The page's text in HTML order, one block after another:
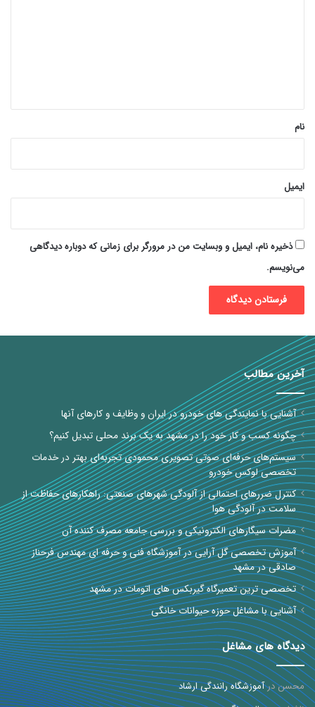
نام
ایمیل
ذخیره نام، ایمیل و وبسایت من در مرورگر برای زمانی که دوباره دیدگاهی
می‌نویسم.
آخرین مطالب
آشنایی با نمایندگی های خودرو در ایران و وظایف و کارهای آنها
چگونه کسب و کار خود را در مشهد به یک برند محلی تبدیل کنیم؟
سیستم‌های حرفه‌ای صوتی تصویری محمودی تجربه‌ای بهتر در خدمات
تخصصی لوکس خودرو
کنترل ضررهای احتمالی از آلودگی شهرهای صنعتی: راهکارهای حفاظت از
سلامت در آلودگی هوا
مضرات سیگارهای الکترونیکی و بررسی جامعه مصرف کننده آن
آموزش تخصصی گل آرایی در آموزشگاه فنی و حرفه ای مهندس فرحناز
صادقی در مشهد
تخصصی ترین تعمیرگاه گیربکس های اتومات در مشهد
آشنایی با مشاغل حوزه حیوانات خانگی
دیدگاه های مشاغل
محسندرآموزشگاه رانندگی ارشاد